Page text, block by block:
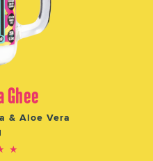
& Aloe Vera